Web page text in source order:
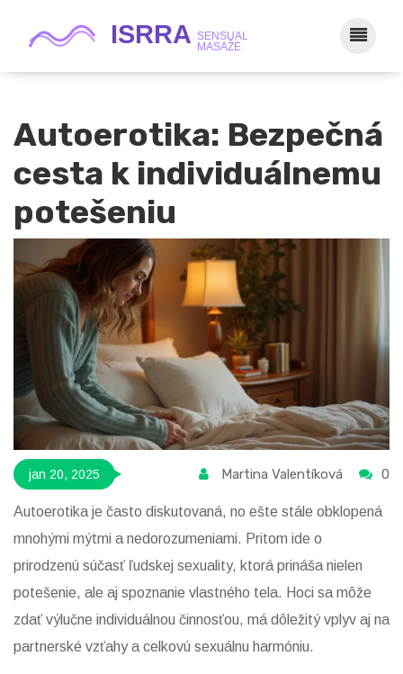
Autoerotika: Bezpečná
cesta k individuálnemu
potešeniu
jan 20, 2025 Martina Valentíková 0
Autoerotika je často diskutovaná, no ešte stále obklopená
mnohými mýtmi a nedorozumeniami. Pritom ide o
prirodzenú súčasť ľudskej sexuality, ktorá prináša nielen
potešenie, ale aj spoznanie vlastného tela. Hoci sa môže
zdať výlučne individuálnou činnosťou, má dôležitý vplyv aj na
partnerské vzťahy a celkovú sexuálnu harmóniu.